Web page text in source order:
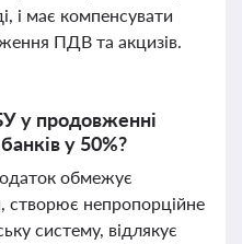
і має компенсувати
ПДВ та акцизів.
у продовженні
у 50%?
обмежує
створює непропорційне
систему, відлякує